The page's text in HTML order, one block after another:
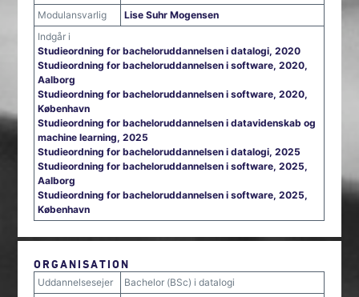
Modulansvarlig
Lise Suhr Mogensen
Indgår i
Studieordning for bacheloruddannelsen i datalogi, 2020
Studieordning for bacheloruddannelsen i software, 2020,
Aalborg
Studieordning for bacheloruddannelsen i software, 2020,
København
Studieordning for bacheloruddannelsen i datavidenskab og
machine learning, 2025
Studieordning for bacheloruddannelsen i datalogi, 2025
Studieordning for bacheloruddannelsen i software, 2025,
Aalborg
Studieordning for bacheloruddannelsen i software, 2025,
København
ORGANISATION
Uddannelsesejer
Bachelor (BSc) i datalogi